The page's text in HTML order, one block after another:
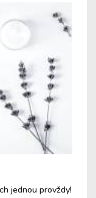
jednou provždy!